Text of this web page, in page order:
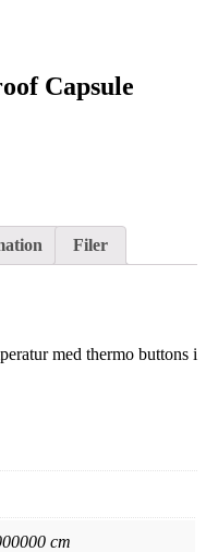
Capsule
Filer
med thermo buttons i
cm